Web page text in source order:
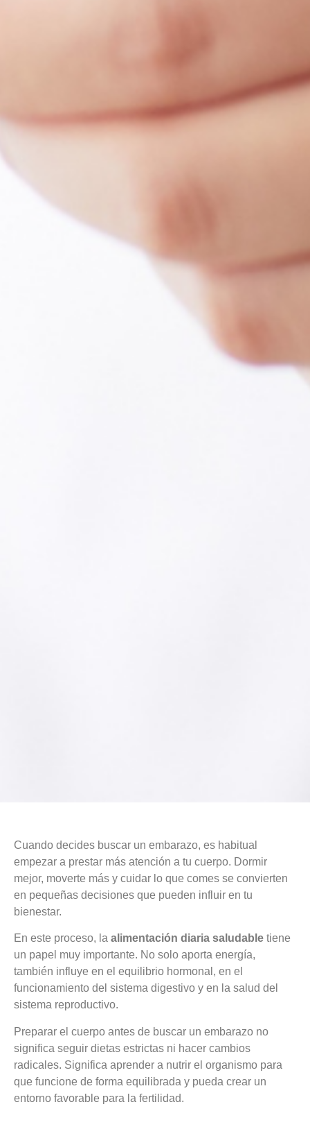
Cuando decides buscar un embarazo, es habitual
empezar a prestar más atención a tu cuerpo. Dormir
mejor, moverte más y cuidar lo que comes se convierten
en pequeñas decisiones que pueden influir en tu
bienestar.
En este proceso, la alimentación diaria saludable tiene
un papel muy importante. No solo aporta energía,
también influye en el equilibrio hormonal, en el
funcionamiento del sistema digestivo y en la salud del
sistema reproductivo.
Preparar el cuerpo antes de buscar un embarazo no
significa seguir dietas estrictas ni hacer cambios
radicales. Significa aprender a nutrir el organismo para
que funcione de forma equilibrada y pueda crear un
entorno favorable para la fertilidad.